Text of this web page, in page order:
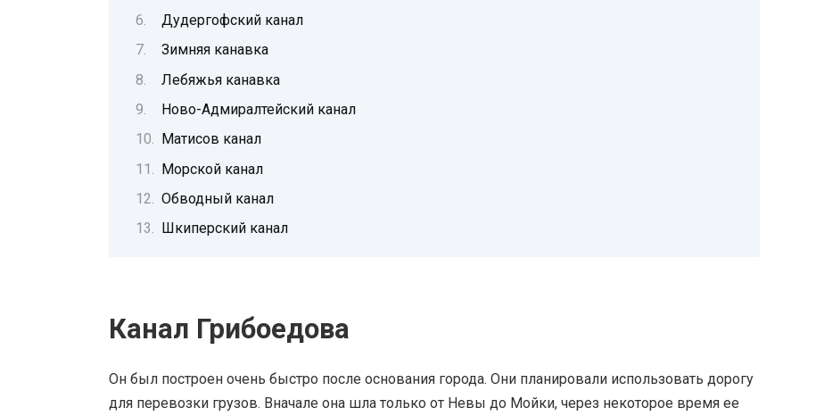
Дудергофский канал
Зимняя канавка
Лебяжья канавка
Ново-Адмиралтейский канал
Матисов канал
Морской канал
Обводный канал
Шкиперский канал
Канал Грибоедова
Он был построен очень быстро после основания города. Они планировали использовать дорогу
для перевозки грузов. Вначале она шла только от Невы до Мойки, через некоторое время ее